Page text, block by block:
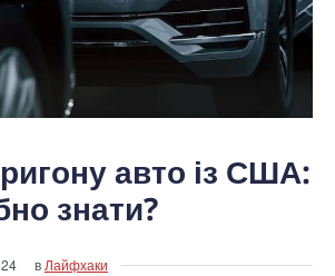
авто із США:
знати?
вЛайфхаки